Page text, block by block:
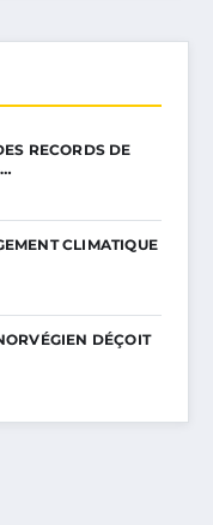
RECORDS DE
CLIMATIQUE
DÉÇOIT